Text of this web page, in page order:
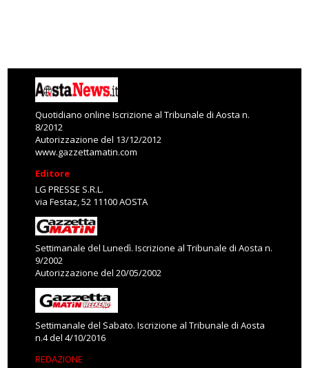
Quotidiano online Iscrizione al Tribunale di Aosta n.
8/2012
Autorizzazione del 13/12/2012
www.gazzettamatin.com
Editore
LG PRESSE S.R.L.
via Festaz, 52 11100 AOSTA
Settimanale del Lunedì. Iscrizione al Tribunale di Aosta n.
9/2002
Autorizzazione del 20/05/2002
Settimanale del Sabato. Iscrizione al Tribunale di Aosta
n.4 del 4/10/2016
REDAZIONE